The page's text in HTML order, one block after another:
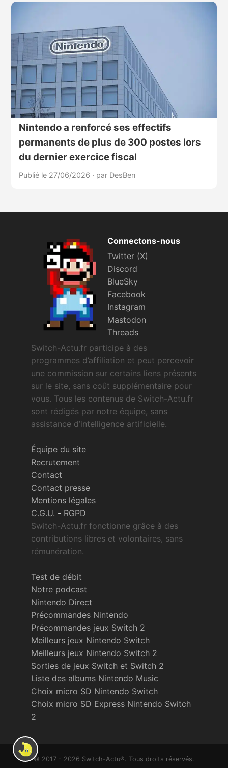
Nintendo a renforcé ses effectifs
permanents de plus de 300 postes lors
du dernier exercice fiscal
Publié le 27/06/2026 · par DesBen
Connectons-nous
Twitter (X)
Discord
BlueSky
Facebook
Instagram
Mastodon
Threads
Switch-Actu.fr participe à des
programmes d’affiliation et peut percevoir
une commission sur certains liens présents
sur le site, sans coût supplémentaire pour
vous. Tous les contenus de Switch-Actu.fr
sont rédigés par notre équipe, sans
assistance d’intelligence artificielle.
Équipe du site
Recrutement
Contact
Contact presse
Mentions légales
C.G.U. - RGPD
Switch-Actu.fr fonctionne grâce à des
contributions libres et volontaires, sans
rémunération.
Test de débit
Notre podcast
Nintendo Direct
Précommandes Nintendo
Précommandes jeux Switch 2
Meilleurs jeux Nintendo Switch
Meilleurs jeux Nintendo Switch 2
Sorties de jeux Switch et Switch 2
Liste des albums Nintendo Music
Choix micro SD Nintendo Switch
Choix micro SD Express Nintendo Switch
2
© 2017 - 2026 Switch-Actu®. Tous droits réservés.